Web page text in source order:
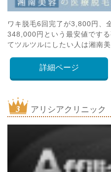
ワキ脱毛6回完了が3,800円、
348,000円という最安値です
てツルツルにしたい人は湘南
詳細ページ
アリシアクリニック